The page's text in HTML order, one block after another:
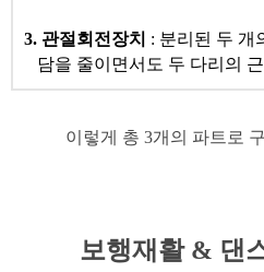
3. 관절회전장치 : 분리된 두 개
담을 줄이면서도 두 다리의
이렇게 총 3개의 파트로
보행재활 & 댄